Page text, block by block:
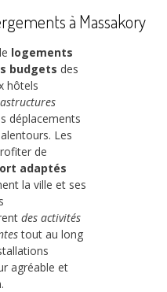
à Massakory
logements
budgets des
hôtels
déplacements
Les
de
adaptés
la ville et ses
des activités
tout au long
agréable et